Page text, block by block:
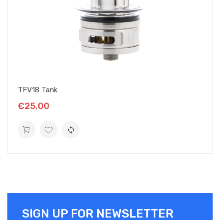
milieu, juste au-dessus de la résistance. Le trajet est plus court,
plus dynamique. Le P subohm tank peut faire plus de vapeur et
exprimer encore mieux les saveurs.
Bref, le P Subohm Tank, ce sont des saveurs intenses, un volume
Sans oublier un look d’enfer.
LE RÉSERVOIR DU P SUBOHM TANK
TFV18 Tank
€25,00
SIGN UP FOR NEWSLETTER